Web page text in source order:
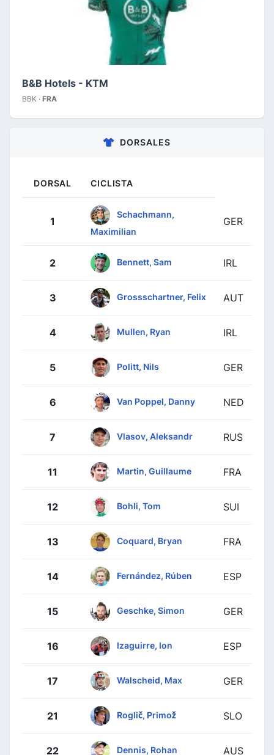
B&B Hotels - KTM
BBK · FRA
DORSALES
DORSAL CICLISTA
1
Schachmann,
Maximilian
GER
2 Bennett, Sam IRL
3 Grossschartner, Felix AUT
4 Mullen, Ryan IRL
5 Politt, Nils GER
6 Van Poppel, Danny NED
7 Vlasov, Aleksandr RUS
11 Martin, Guillaume FRA
12 Bohli, Tom SUI
13 Coquard, Bryan FRA
14 Fernández, Rúben ESP
15 Geschke, Simon GER
16 Izaguirre, Ion ESP
17 Walscheid, Max GER
21 Roglič, Primož SLO
22 Dennis, Rohan AUS